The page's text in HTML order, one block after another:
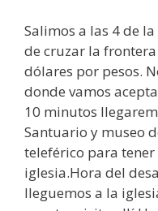
Salimos a las 4 de
de cruzar la
dólares por pesos.
donde vamos
10 minutos
Santuario y museo
teleférico para
iglesia.Hora del
lleguemos a la